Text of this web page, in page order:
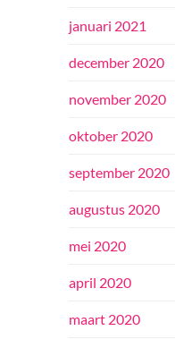
januari 2021
december 2020
november 2020
oktober 2020
september 2020
augustus 2020
mei 2020
april 2020
maart 2020